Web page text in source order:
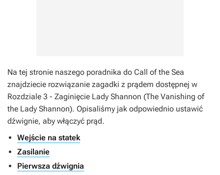
Na tej stronie naszego poradnika do Call of the Sea
znajdziecie rozwiązanie zagadki z prądem dostępnej w
Rozdziale 3 - Zaginięcie Lady Shannon (The Vanishing of
the Lady Shannon). Opisaliśmy jak odpowiednio ustawić
dźwignie, aby włączyć prąd.
Wejście na statek
Zasilanie
Pierwsza dźwignia